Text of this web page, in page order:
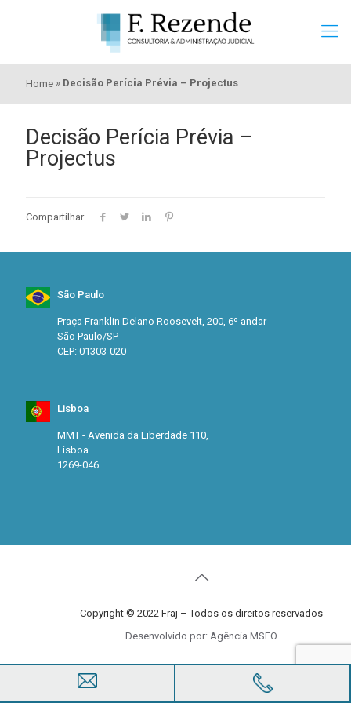
Home » Decisão Perícia Prévia – Projectus
Decisão Perícia Prévia –
Projectus
Compartilhar
São Paulo
Praça Franklin Delano Roosevelt, 200, 6º andar
São Paulo/SP
CEP: 01303-020
Lisboa
MMT - Avenida da Liberdade 110,
Lisboa
1269-046
Copyright © 2022 Fraj – Todos os direitos reservados
Desenvolvido por: Agência MSEO